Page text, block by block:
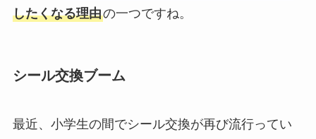
したくなる理由の一つですね。
シール交換ブーム
最近、小学生の間でシール交換が再び流行ってい